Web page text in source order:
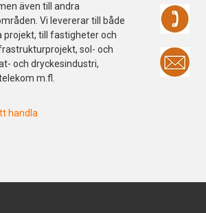
även till andra
Vi levererar till både
projekt, till fastigheter och
sol- och
och dryckesindustri,
m.fl.
handla